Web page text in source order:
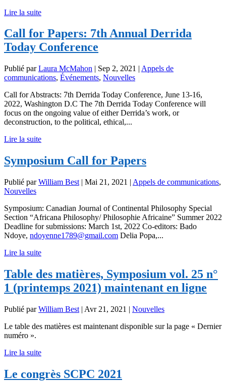
Lire la suite
Call for Papers: 7th Annual Derrida
Today Conference
Publié parLaura McMahon | Sep 2, 2021 | Appels de
communications, Événements, Nouvelles
Call for Abstracts: 7th Derrida Today Conference, June 13-16,
2022, Washington D.C The 7th Derrida Today Conference will
focus on the ongoing value of either Derrida’s work, or
deconstruction, to the political, ethical,...
Lire la suite
Symposium Call for Papers
Publié parWilliam Best | Mai 21, 2021 | Appels de communications,
Nouvelles
Symposium: Canadian Journal of Continental Philosophy Special
Section “Africana Philosophy/ Philosophie Africaine” Summer 2022
Deadline for submissions: March 1st, 2022 Co-editors: Bado
Ndoye, ndoyenne1789@gmail.com Delia Popa,...
Lire la suite
Table des matières, Symposium vol. 25 n°
1 (printemps 2021) maintenant en ligne
Publié parWilliam Best | Avr 21, 2021 | Nouvelles
Le table des matières est maintenant disponible sur la page « Dernier
numéro ».
Lire la suite
Le congrès SCPC 2021